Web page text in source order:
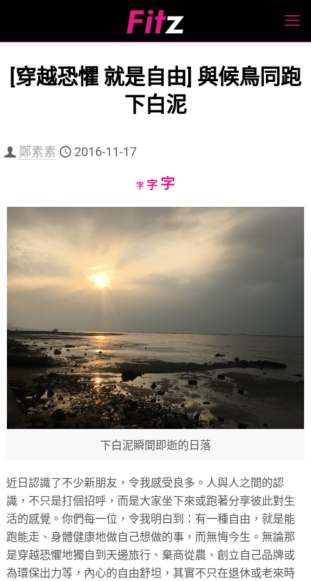
[穿越恐懼 就是自由] 與候鳥同跑
下白泥
鄭素素 2016-11-17
字Decrease
size.
字Reset
size.
字Increase
size.
下白泥瞬間即逝的日落
近日認識了不少新朋友，令我感受良多。人與人之間的認
識，不只是打個招呼，而是大家坐下來或跑著分享彼此對生
活的感覺。你們每一位，令我明白到：有一種自由，就是能
跑能走、身體健康地做自己想做的事，而無悔今生。無論那
是穿越恐懼地獨自到天邊旅行、棄商從農、創立自己品牌或
為環保出力等，內心的自由舒坦，其實不只在退休或老來時